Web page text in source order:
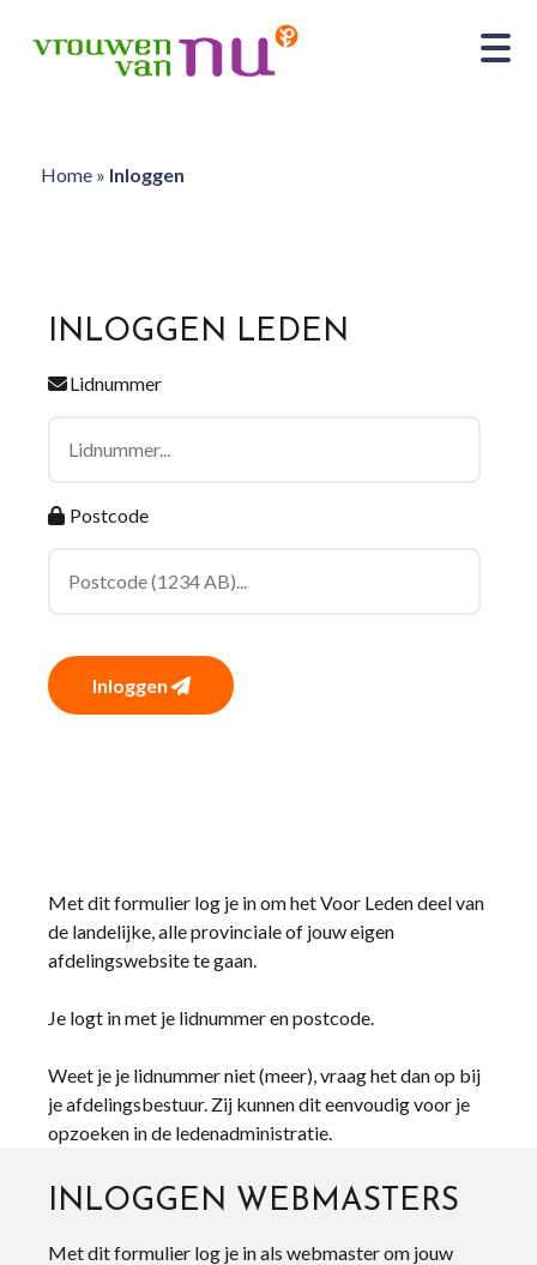
Home» Inloggen
INLOGGEN LEDEN
Lidnummer
Postcode
Inloggen
Met dit formulier log je in om het Voor Leden deel van
de landelijke, alle provinciale of jouw eigen
afdelingswebsite te gaan.
Je logt in met je lidnummer en postcode.
Weet je je lidnummer niet (meer), vraag het dan op bij
je afdelingsbestuur. Zij kunnen dit eenvoudig voor je
opzoeken in de ledenadministratie.
INLOGGEN WEBMASTERS
Met dit formulier log je in als webmaster om jouw